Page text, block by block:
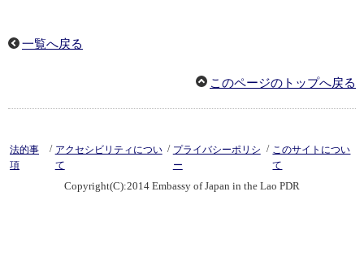
一覧へ戻る
このページのトップへ戻る
法的事
項
/ アクセシビリティについ
て
/ プライバシーポリシ
ー
/ このサイトについ
て
Copyright(C):2014 Embassy of Japan in the Lao PDR